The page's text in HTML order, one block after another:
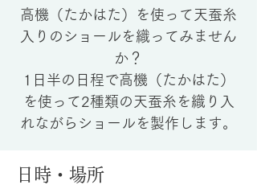
高機（たかはた）を使って天蚕糸
入りのショールを織ってみません
か？
1日半の日程で高機（たかはた）
を使って2種類の天蚕糸を織り入
れながらショールを製作します。
日時・場所